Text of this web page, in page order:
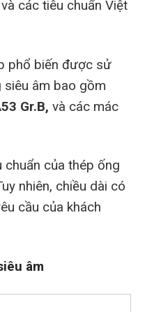
và các tiêu chuẩn Việt
phổ biến được sử
siêu âm bao gồm
Gr.B, và các mác
chuẩn của thép ống
nhiên, chiều dài có
cầu của khách
âm